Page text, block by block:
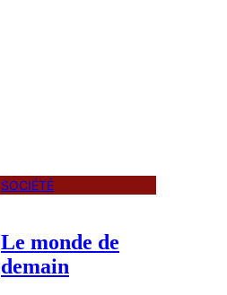
SOCIÉTÉ
Le monde de
demain